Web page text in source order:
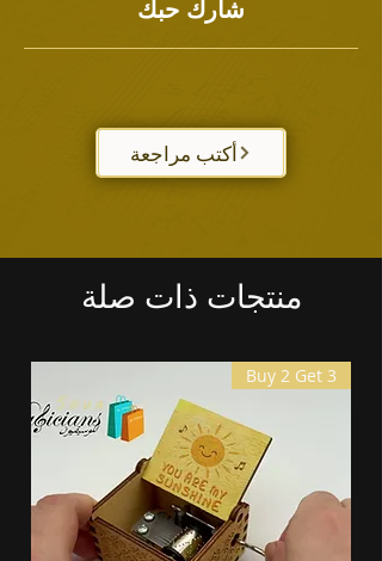
شارك حبك
أكتب مراجعة
منتجات ذات صلة
Buy 2 Get 3